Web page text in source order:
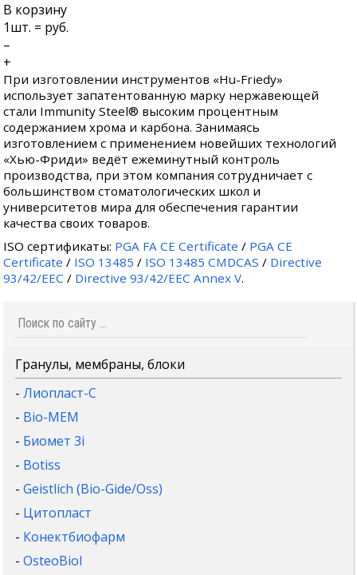
В корзину
1шт. = руб.
–
+
При изготовлении инструментов «Hu-Friedy»
использует запатентованную марку нержавеющей
стали Immunity Steel® высоким процентным
содержанием хрома и карбона. Занимаясь
изготовлением с применением новейших технологий
«Хью-Фриди» ведёт ежеминутный контроль
производства, при этом компания сотрудничает с
большинством стоматологических школ и
университетов мира для обеспечения гарантии
качества своих товаров.
ISO сертификаты: PGA FA CE Certificate / PGA CE
Certificate / ISO 13485 / ISO 13485 CMDCAS / Directive
93/42/EEC / Directive 93/42/EEC Annex V.
Гранулы, мембраны, блоки
-Лиопласт-С
- Bio-MEM
- Биомет 3i
- Botiss
-Geistlich (Bio-Gide/Oss)
- Цитопласт
- Конектбиофарм
-OsteoBiol